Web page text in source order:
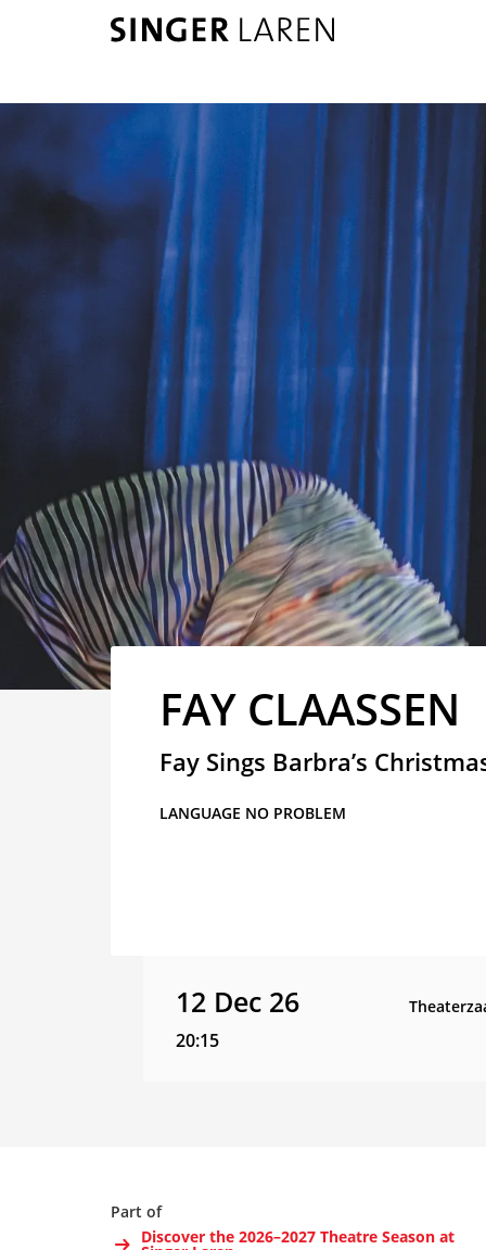
FAY CLAASSEN
Fay Sings Barbra’s
LANGUAGE NO PROBLEM
12 Dec 26
20:15
Part of
Discover the 2026–2027 Theatre Season at